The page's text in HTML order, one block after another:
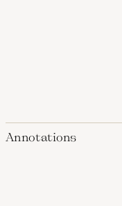
Annotations